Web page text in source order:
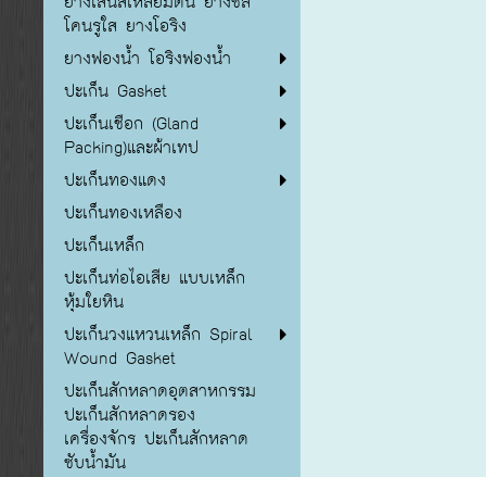
โคนรูใส ยางโอริง
ยางฟองน้ำ โอริงฟองน้ำ
ปะเก็น Gasket
ปะเก็นเชือก (Gland
Packing)และผ้าเทป
ปะเก็นทองแดง
ปะเก็นทองเหลือง
ปะเก็นเหล็ก
ปะเก็นท่อไอเสีย แบบเหล็ก
หุ้มใยหิน
ปะเก็นวงแหวนเหล็ก Spiral
Wound Gasket
ปะเก็นสักหลาดอุตสาหกรรม
ปะเก็นสักหลาดรอง
เครื่องจักร ปะเก็นสักหลาด
ซับน้ำมัน